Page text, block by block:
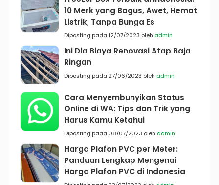
10 Merk yang Bagus, Awet, Hemat
Listrik, Tanpa Bunga Es
Diposting pada 12/07/2023 oleh admin
Ini Dia Biaya Renovasi Atap Baja
Ringan
Diposting pada 27/06/2023 oleh admin
Cara Menyembunyikan Status
Online di WA: Tips dan Trik yang
Harus Kamu Ketahui
Diposting pada 08/07/2023 oleh admin
Harga Plafon PVC per Meter:
Panduan Lengkap Mengenai
Harga Plafon PVC di Indonesia